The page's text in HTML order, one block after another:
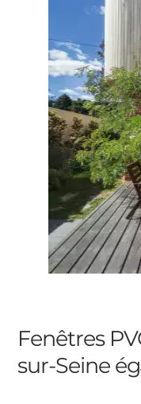
Fenêtres
sur-Seine